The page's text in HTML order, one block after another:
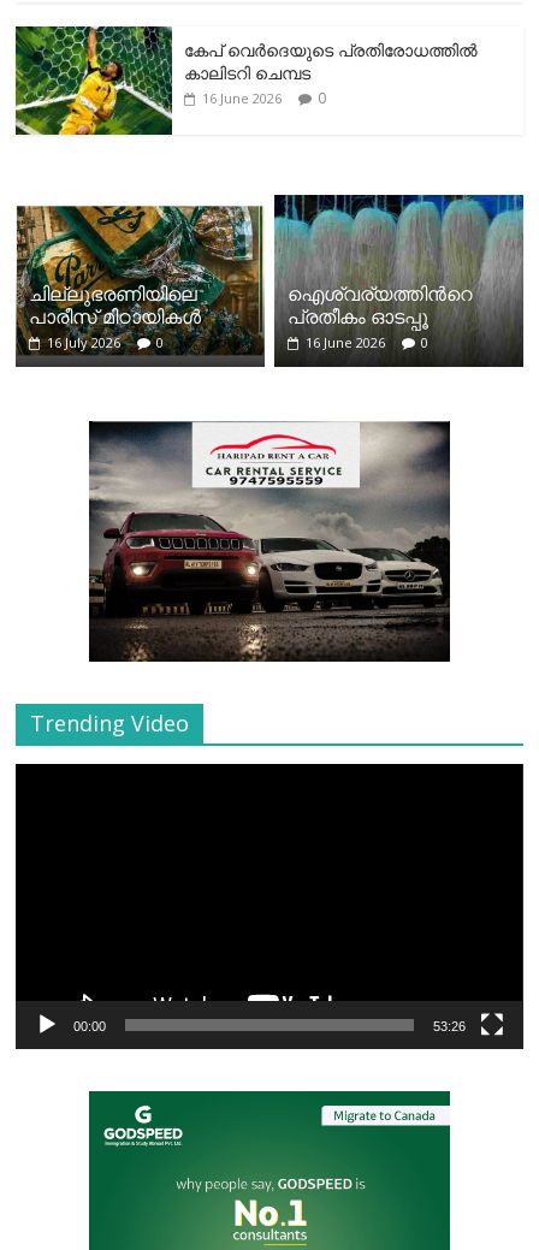
കേപ് വെര്‍ദെയുടെ പ്രതിരോധത്തില്‍
കാലിടറി ചെമ്പട
16 June 2026 0
ചില്ലുഭരണിയിലെ
പാരീസ് മിഠായികള്‍
16 July 2026 0
ഐശ്വര്യത്തിന്‍റെ
പ്രതീകം ഓടപ്പൂ
16 June 2026 0
Trending Video
00:00 53:26